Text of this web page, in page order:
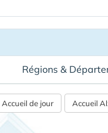
Régions &
Accueil de jour Accueil